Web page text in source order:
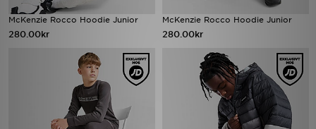
McKenzie Rocco Hoodie Junior
280.00kr
McKenzie Rocco Hoodie Junior
280.00kr